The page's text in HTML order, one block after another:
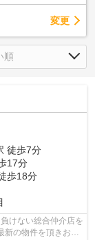
変更
徒歩7分
17分
歩18分
けない総合仲介店を
新の物件を頂きお客